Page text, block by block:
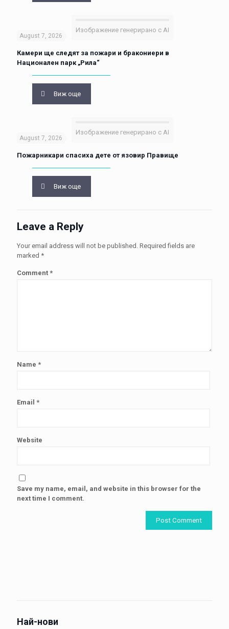
Изображение генерирано с AI
August 7, 2026
Камери ще следят за пожари и бракониери в
Национален парк „Рила“
Виж още
Изображение генерирано с AI
August 7, 2026
Пожарникари спасиха дете от язовир Правище
Виж още
Leave a Reply
Your email address will not be published. Required fields are
marked *
Comment *
Name *
Email *
Website
Save my name, email, and website in this browser for the
next time I comment.
Най-нови